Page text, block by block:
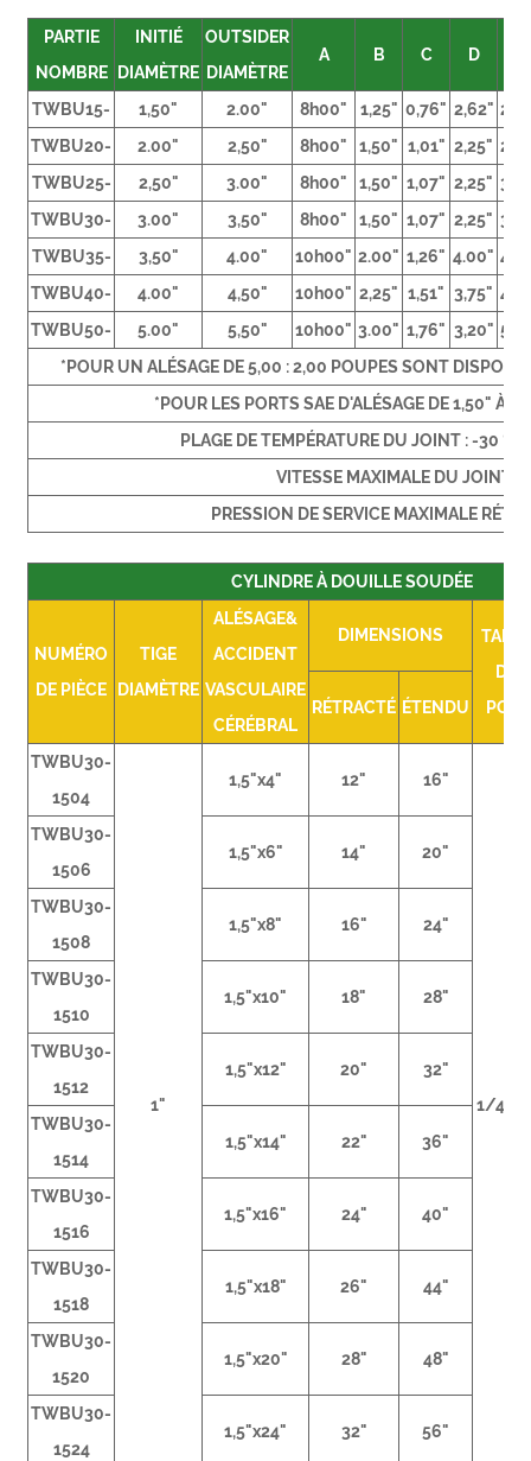
PARTIE
NOMBRE
INITIÉ
DIAMÈTRE
OUTSIDER
DIAMÈTRE
A B C D
TWBU15- 1,50" 2.00" 8h00" 1,25" 0,76" 2,62"
TWBU20-
2.00" 2,50" 8h00" 1,50" 1,01" 2,25"
TWBU25-
2,50" 3.00" 8h00" 1,50" 1,07" 2,25"
TWBU30-
3.00" 3,50" 8h00" 1,50" 1,07" 2,25"
TWBU35-
3,50" 4.00" 10h00" 2.00" 1,26" 4.00"
TWBU40-
4.00" 4,50" 10h00" 2,25" 1,51" 3,75"
TWBU50-
5.00" 5,50" 10h00" 3.00" 1,76" 3,20"
*POUR UN ALÉSAGE DE 5,00 : 2,00 POUPES SONT
*POUR LES PORTS SAE D'ALÉSAGE DE 1,50" À
PLAGE DE TEMPÉRATURE DU JOINT : -30
VITESSE MAXIMALE DU JOINT :
PRESSION DE SERVICE MAXIMALE
CYLINDRE À DOUILLE SOUDÉE
NUMÉRO
DE PIÈCE
TIGE
DIAMÈTRE
ALÉSAGE&
ACCIDENT
VASCULAIRE
CÉRÉBRAL
DIMENSIONS
DU
PORT
RÉTRACTÉ ÉTENDU
TWBU30-
1504
1"
1,5"x4" 12" 16"
1/
TWBU30-
1506
1,5"x6" 14" 20"
TWBU30-
1508
1,5"x8" 16" 24"
TWBU30-
1510
1,5"x10" 18" 28"
TWBU30-
1512
1,5"x12" 20" 32"
TWBU30-
1514
1,5"x14" 22" 36"
TWBU30-
1516
1,5"x16" 24" 40"
TWBU30-
1518
1,5"x18" 26" 44"
TWBU30-
1520
1,5"x20" 28" 48"
TWBU30-
1524
1,5"x24" 32" 56"